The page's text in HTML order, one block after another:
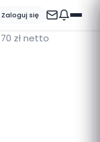
Zaloguj się
zł netto